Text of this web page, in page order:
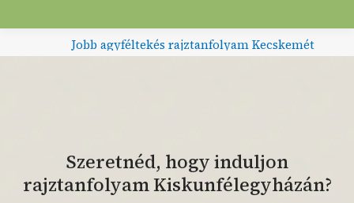
Jobb agyféltekés rajztanfolyam Kecskemét
Szeretnéd, hogy induljon
rajztanfolyam Kiskunfélegyházán?